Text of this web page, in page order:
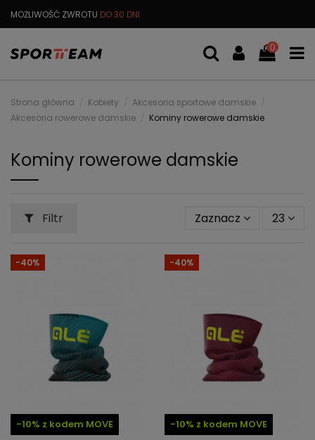
DARMOWAWYMIANA TOWARU
0
Strona główna Kobiety
Akcesoria sportowe damskie
Akcesoria rowerowe damskie
Kominy rowerowe damskie
Kominy rowerowe damskie
Filtr Zaznacz 23
-10% z kodem MOVE
-40%
-10% z kodem MOVE
-40%